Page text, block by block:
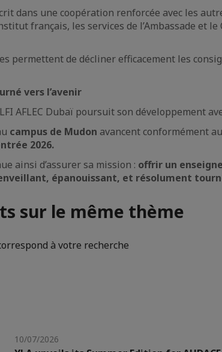
dans une coopération renforcée avec les
français, les services de l’Ambassade et
permettent de décliner efficacement les
vers l’avenir
AFLEC Dubaï poursuit son développement
campus de Mudon avancent conformément
2026.
ainsi d’assurer sa mission : offrir un
épanouissant, et résolument
sur le même thème
à votre recherche
10/07/2026